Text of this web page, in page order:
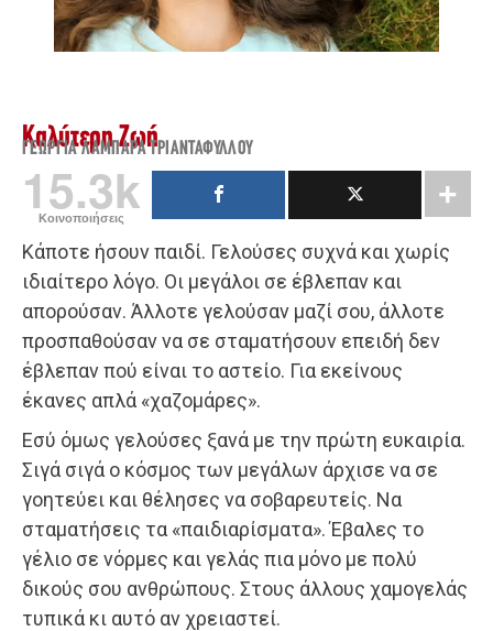
Καλύτερη Ζωή
ΓΕΩΡΓΊΑ ΛΑΜΠΆΡΑ ΤΡΙΑΝΤΑΦΎΛΛΟΥ
15.3k
Κοινοποιήσεις
Κάποτε ήσουν παιδί. Γελούσες συχνά και χωρίς
ιδιαίτερο λόγο. Οι μεγάλοι σε έβλεπαν και
απορούσαν. Άλλοτε γελούσαν μαζί σου, άλλοτε
προσπαθούσαν να σε σταματήσουν επειδή δεν
έβλεπαν πού είναι το αστείο. Για εκείνους
έκανες απλά «χαζομάρες».
Εσύ όμως γελούσες ξανά με την πρώτη ευκαιρία.
Σιγά σιγά ο κόσμος των μεγάλων άρχισε να σε
γοητεύει και θέλησες να σοβαρευτείς. Να
σταματήσεις τα «παιδιαρίσματα». Έβαλες το
γέλιο σε νόρμες και γελάς πια μόνο με πολύ
δικούς σου ανθρώπους. Στους άλλους χαμογελάς
τυπικά κι αυτό αν χρειαστεί.